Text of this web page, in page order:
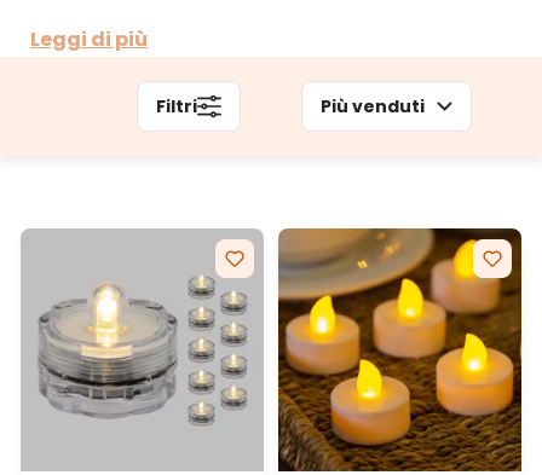
quando lo decidi tu. Trovi anche le tealight
che possono stare a contatto con l’acqua.
Leggi di più
Filtri Più venduti